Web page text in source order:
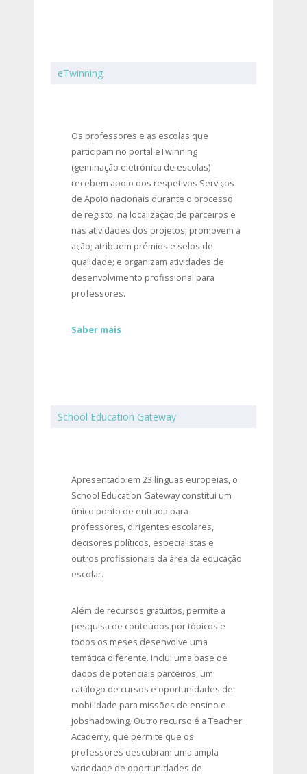
eTwinning
Os professores e as escolas que
participam no portal eTwinning
(geminação eletrónica de escolas)
recebem apoio dos respetivos Serviços
de Apoio nacionais durante o processo
de registo, na localização de parceiros e
nas atividades dos projetos; promovem a
ação; atribuem prémios e selos de
qualidade; e organizam atividades de
desenvolvimento profissional para
professores.
Saber mais
School Education Gateway
Apresentado em 23 línguas europeias, o
School Education Gateway constitui um
único ponto de entrada para
professores, dirigentes escolares,
decisores políticos, especialistas e
outros profissionais da área da educação
escolar.
​Além de recursos gratuitos, permite a
pesquisa de conteúdos por tópicos e
todos os meses desenvolve uma
temática diferente.​ Inclui uma base de
dados de potenciais parceiros, um
catálogo de cursos e oportunidades de
mobilidade para missões de ensino e
jobshadowing. ​Outro recurso é a Teacher
Academy, que permite que os
professores descubram uma ampla
variedade de oportunidades de